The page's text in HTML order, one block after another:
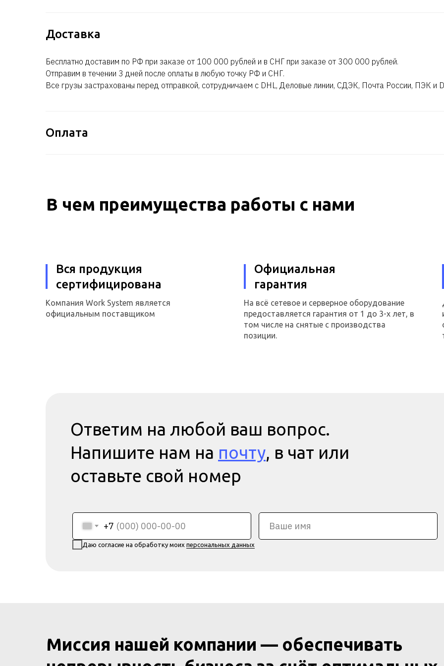
Доставка
Бесплатно доставим по РФ при заказе от 100 000 рублей и в СНГ при заказе от 300 000 рублей.
Отправим в течении 3 дней после оплаты в любую точку РФ и СНГ.
Все грузы застрахованы перед отправкой, сотрудничаем с DHL, Деловые линии, СДЭК, Почта России, ПЭК и
Оплата
В чем преимущества работы с нами
Вся продукция
сертифицирована
Компания Work System является
официальным поставщиком
Официальная
гарантия
На всё сетевое и серверное оборудование
предоставляется гарантия от 1 до 3-х лет, в
том числе на снятые с производства
позиции.
Ответим на любой ваш вопрос.
Напишите нам на почту, в чат или
оставьте свой номер
+7
Даю согласие на обработку моих персональных данных
Миссия нашей компании — обеспечивать